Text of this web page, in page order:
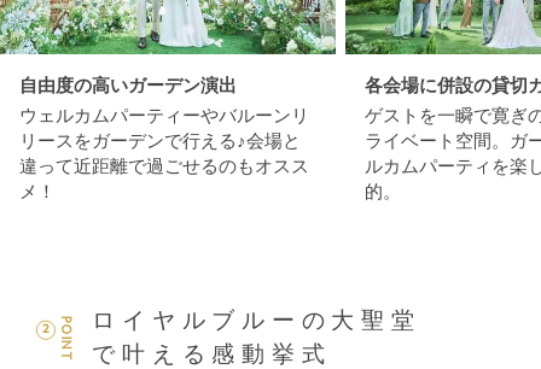
自由度の高いガーデン演出
ウェルカムパーティーやバルーンリ
リースをガーデンで行える♪会場と
違って近距離で過ごせるのもオスス
メ！
各会場に併設の貸切
ゲストを一瞬で寛ぎ
ライベート空間。ガ
ルカムパーティを楽
的。
POINT
2
ロイヤルブルーの大聖堂
で叶える感動挙式